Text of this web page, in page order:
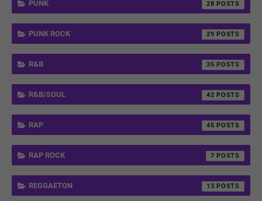
PUNK 28
PUNK ROCK 29
R&B 35
R&B/SOUL 42
RAP 45
RAP ROCK 7
REGGAETON 13